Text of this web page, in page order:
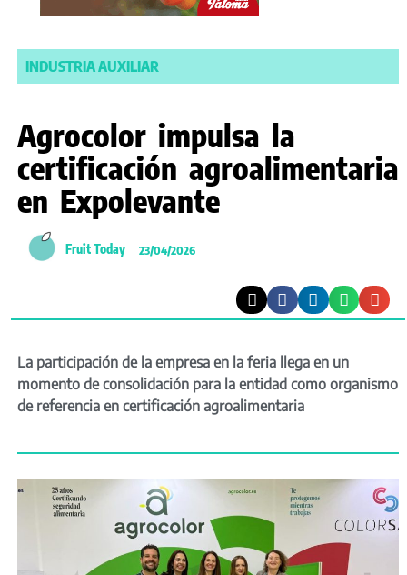
INDUSTRIA AUXILIAR
Agrocolor impulsa la
certificación agroalimentaria
en Expolevante
Fruit Today 23/04/2026
La participación de la empresa en la feria llega en un
momento de consolidación para la entidad como organismo
de referencia en certificación agroalimentaria